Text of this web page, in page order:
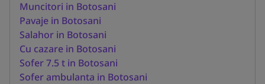
Muncitori in Botosani
Pavaje in Botosani
Salahor in Botosani
Cu cazare in Botosani
Sofer 7.5 t in Botosani
Sofer ambulanta in Botosani